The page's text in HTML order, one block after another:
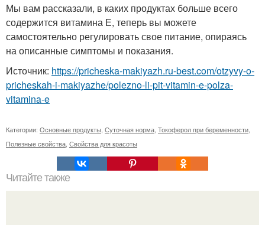
Мы вам рассказали, в каких продуктах больше всего
содержится витамина Е, теперь вы можете
самостоятельно регулировать свое питание, опираясь
на описанные симптомы и показания.
Источник: https://pricheska-makiyazh.ru-best.com/otzyvy-o-
pricheskah-i-makiyazhe/polezno-li-pit-vitamin-e-polza-
vitamina-e
Категории: Основные продукты Суточная норма Токоферол при беременности
Полезные свойства Свойства для красоты
Читайте также